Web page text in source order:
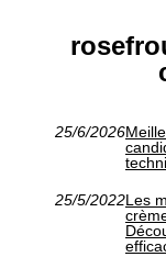
25/6/2026
25/5/2022Les